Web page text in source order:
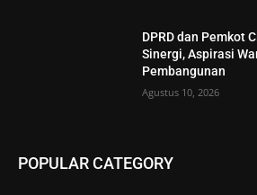
DPRD dan Pemkot
Sinergi, Aspirasi
Pembangunan
Agustus 10, 2026
POPULAR CATEGORY